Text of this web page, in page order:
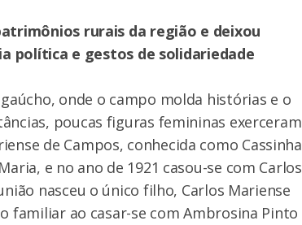
rurais da região e deixou
política e gestos de solidariedade
onde o campo molda histórias e o
poucas figuras femininas exerceram
de Campos, conhecida como Cassinha
e no ano de 1921 casou-se com Carlos
nasceu o único filho, Carlos Mariense
familiar ao casar-se com Ambrosina Pinto